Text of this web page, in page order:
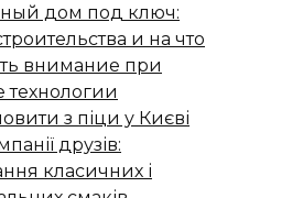
дом под ключ:
и на что
внимание при
технологии
з піци у Києві
друзів:
класичних і